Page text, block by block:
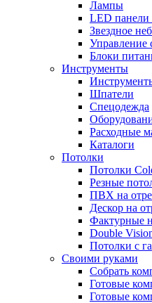
Лампы
LED панели
Звездное
Управление
Блоки
Инструменты
Шпатели
Спецодежда
Расходные
Каталоги
Потолки
Потолки
Резные
ПВХ на
Дескор на
Фактурные
Double
Потолки с
Своими руками
Собрать
Готовые
Готовые